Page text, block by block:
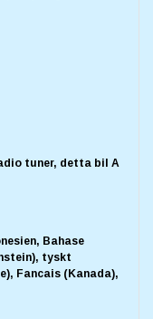
tuner, detta bil A
Bahase
tyskt
Fancais (Kanada),